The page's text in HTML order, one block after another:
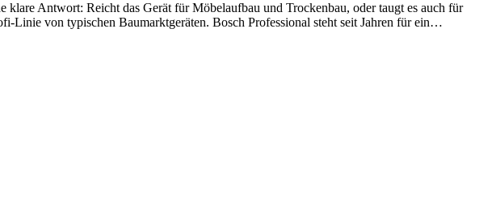
Antwort: Reicht das Gerät für Möbelaufbau und Trockenbau, oder taugt es auch für
Linie von typischen Baumarktgeräten. Bosch Professional steht seit Jahren für ein…